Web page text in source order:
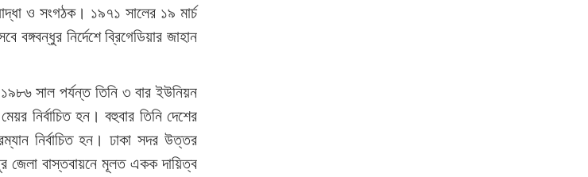
ও সংগঠক। ১৯৭১ সালের ১৯ মার্চ
নির্দেশে ব্রিগেডিয়ার জাহান
সাল পর্যন্ত তিনি ৩ বার ইউনিয়ন
নির্বাচিত হন। বহুবার তিনি দেশের
নির্বাচিত হন। ঢাকা সদর উত্তর
জেলা বাস্তবায়নে মূলত একক দায়িত্ব